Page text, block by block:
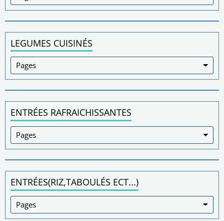
LEGUMES CUISINÉS
ENTRÉES RAFRAICHISSANTES
ENTRÉES(RIZ,TABOULÉS ECT...)